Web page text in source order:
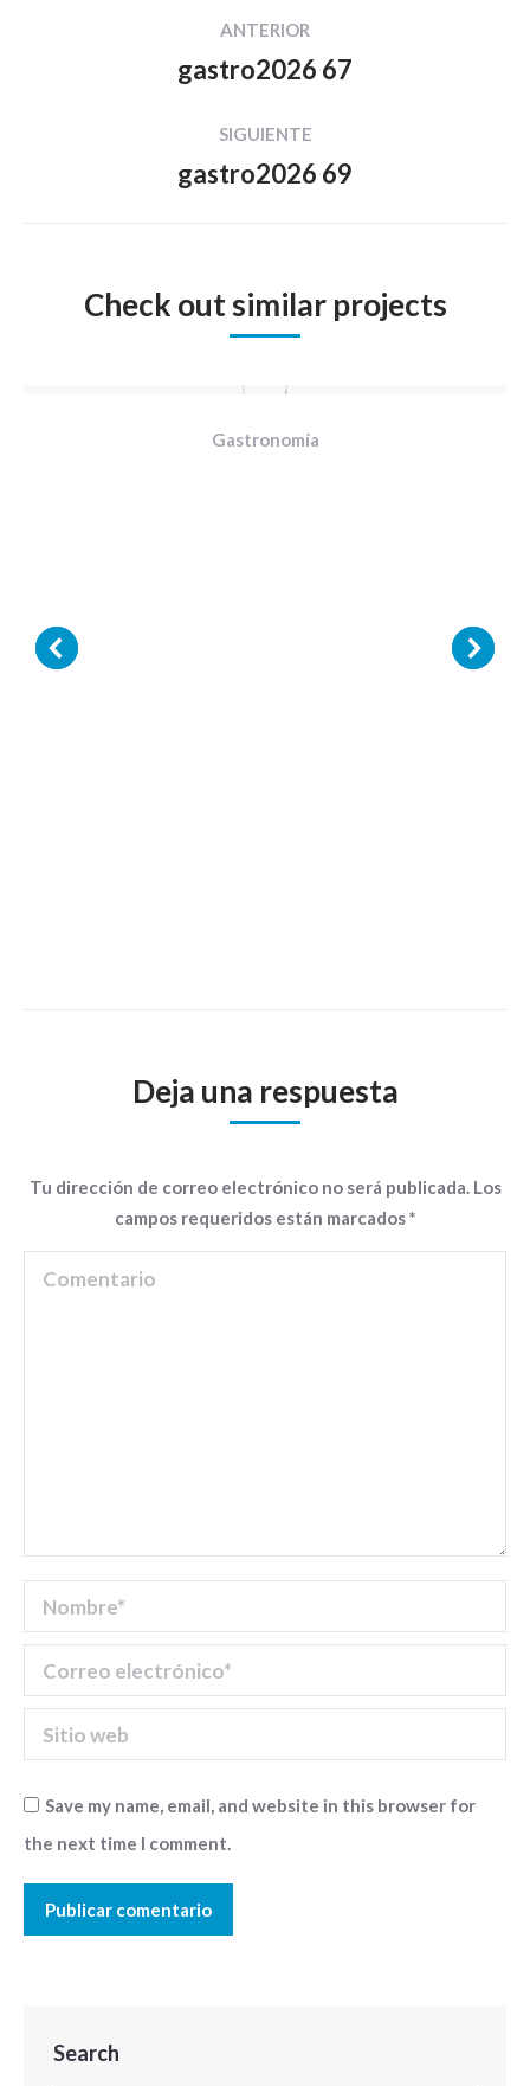
ANTERIOR
Proyecto
gastro2026 67
SIGUIENTE
Proyecto
gastro2026 69
Check out similar projects
Gastronomía
Deja una respuesta
Tu dirección de correo electrónico no será publicada. Los
campos requeridos están marcados*
Comentario
Nombre *
Correo electrónico *
Sitio web
Save my name, email, and website in this browser for
the next time I comment.
Publicar comentario
Search